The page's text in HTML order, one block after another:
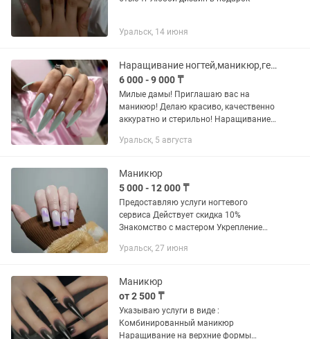
Уральск, 14 июня
Наращивание ногтей,маникюр,гель-лак
6 000 - 9 000 ₸
Милые дамы! Приглашаю вас на
маникюр! Делаю красиво, качественно
аккуратно и стерильно! Наращивание
Уральск, 5 августа
Маникюр
5 000 - 12 000 ₸
Предоставляю услуги ногтевого
сервиса Действует скидка 10%
Знакомство с мастером Укрепление
Уральск, 27 июня
Маникюр
от 2 500 ₸
Указываю услуги в виде :
Комбинированный маникюр
Наращивание на верхние формы